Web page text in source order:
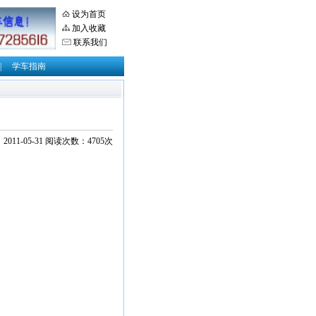
设为首页
加入收藏
联系我们
学车指南
05-31 阅读次数：4705次